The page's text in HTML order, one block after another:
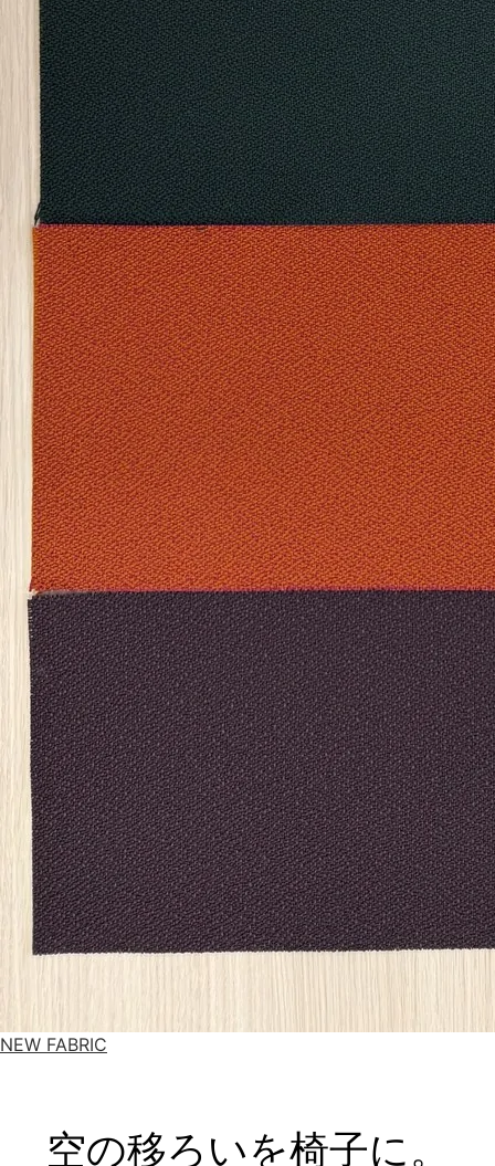
NEW FABRIC
空の移ろいを椅子に。